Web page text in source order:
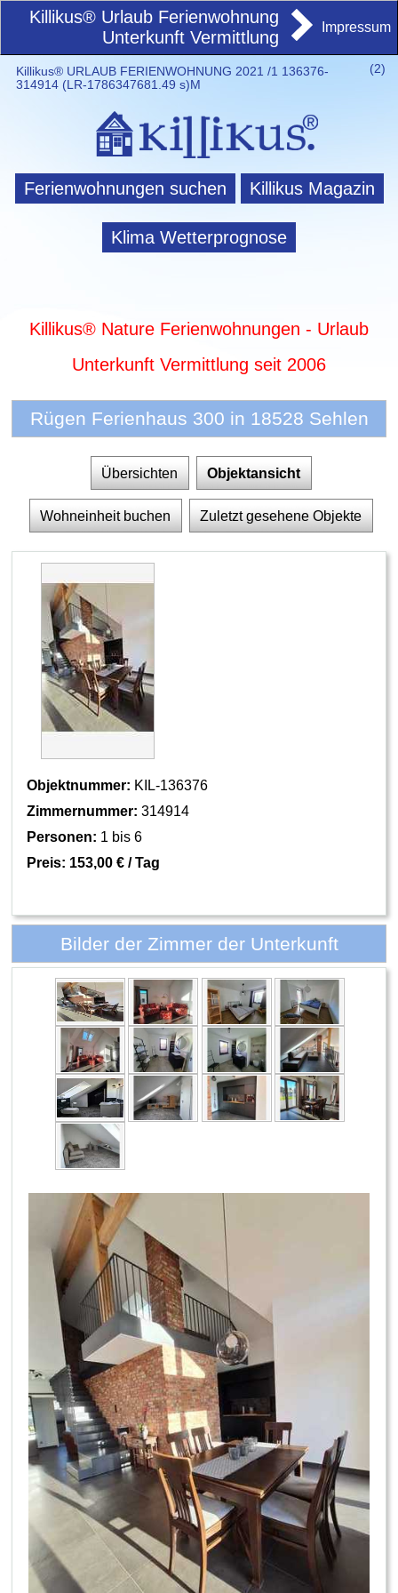
Killikus® Urlaub Ferienwohnung
Unterkunft Vermittlung
Impressum
(2)
Killikus® URLAUB FERIENWOHNUNG 2021 /1 136376-
314914 (LR-1786347681.49 s)M
Ferienwohnungen suchen Killikus Magazin
Klima Wetterprognose
Killikus® Nature Ferienwohnungen - Urlaub
Unterkunft Vermittlung seit 2006
Rügen Ferienhaus 300 in 18528 Sehlen
Übersichten Objektansicht
Wohneinheit buchen Zuletzt gesehene Objekte
Objektnummer: KIL-136376
Zimmernummer: 314914
Personen: 1 bis 6
Preis: 153,00 € / Tag
Bilder der Zimmer der Unterkunft